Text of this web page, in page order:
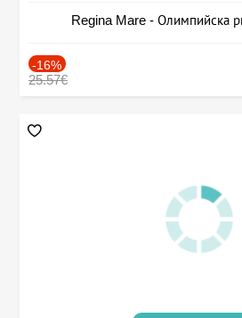
Regina Mare - Олимпийска
-16%
25.57€